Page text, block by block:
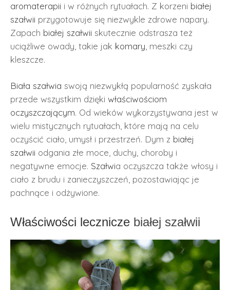
aromaterapii i w różnych rytuałach. Z korzeni białej
szałwii przygotowuje się niezwykle zdrowe napary.
Zapach białej szałwii skutecznie odstrasza też
uciążliwe owady, takie jak komary , meszki czy
kleszcze.
Biała szałwia swoją niezwykłą popularność zyskała
przede wszystkim dzięki właściwościom
oczyszczającym. Od wieków wykorzystywana jest w
wielu mistycznych rytuałach, które mają na celu
oczyścić ciało, umysł i przestrzeń. Dym z białej
szałwii odgania złe moce, duchy, choroby i
negatywne emocje. Szałwia oczyszcza także włosy i
ciało z brudu i zanieczyszczeń, pozostawiając je
pachnące i odżywione.
Właściwości lecznicze białej szałwii